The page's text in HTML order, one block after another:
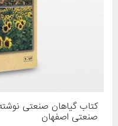
کتاب گیاهان صنعتی
صنعتی اصفهان